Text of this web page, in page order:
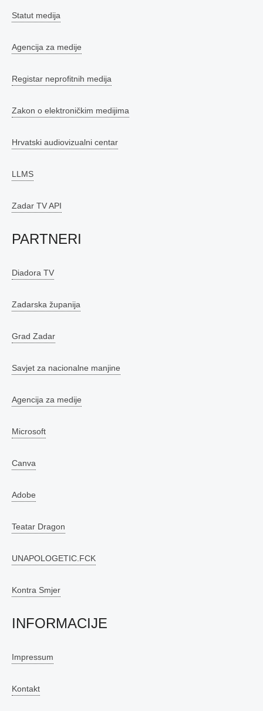
Statut medija
Agencija za medije
Registar neprofitnih medija
Zakon o elektroničkim medijima
Hrvatski audiovizualni centar
LLMS
Zadar TV API
PARTNERI
Diadora TV
Zadarska županija
Grad Zadar
Savjet za nacionalne manjine
Agencija za medije
Microsoft
Canva
Adobe
Teatar Dragon
UNAPOLOGETIC.FCK
Kontra Smjer
INFORMACIJE
Impressum
Kontakt